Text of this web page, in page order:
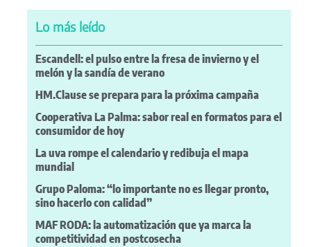
Lo más leído
Escandell: el pulso entre la fresa de invierno y el
melón y la sandía de verano
HM.Clause se prepara para la próxima campaña
Cooperativa La Palma: sabor real en formatos para el
consumidor de hoy
La uva rompe el calendario y redibuja el mapa
mundial
Grupo Paloma: “lo importante no es llegar pronto,
sino hacerlo con calidad”
MAF RODA: la automatización que ya marca la
competitividad en postcosecha